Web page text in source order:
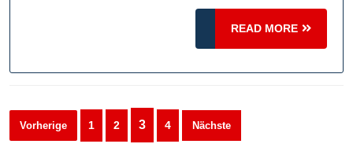
READ MORE
READ
MORE
Seitennummerierung
der
Vorherige 1 2 3 4 Nächste